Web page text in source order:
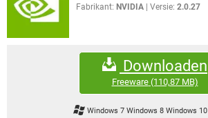
GRATIS SNAPCHAT
NETFLIX
VIDEOBELLEN GAMES
SNAPCHAT
FORUM
WINDOWS
SNAPCHAT
GAMES
Fabrikant: NVIDIA Versie: 2.0.27
Downloaden
Freeware(110,87 MB)
Windows 7 Windows 8 Windows